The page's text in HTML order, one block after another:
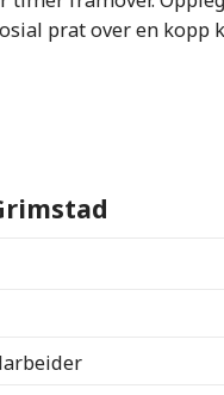
prat over en kopp